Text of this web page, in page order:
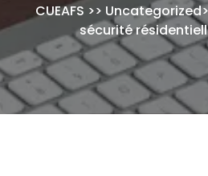
CUEAFS >> Uncategorized
sécurité